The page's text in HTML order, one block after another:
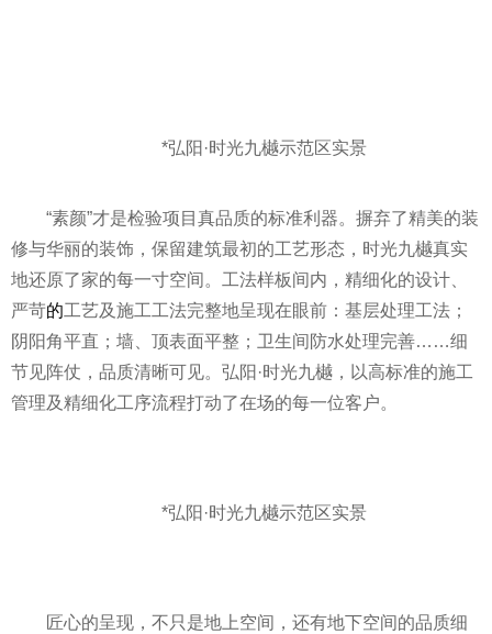
*弘阳·时光九樾示范区实景
“素颜”才是检验项目真品质的标准利器。摒弃了精美的装
修与华丽的装饰，保留建筑最初的工艺形态，时光九樾真实
地还原了家的每一寸空间。工法样板间内，精细化的设计、
严苛的工艺及施工工法完整地呈现在眼前：基层处理工法；
阴阳角平直；墙、顶表面平整；卫生间防水处理完善……细
节见阵仗，品质清晰可见。弘阳·时光九樾，以高标准的施工
管理及精细化工序流程打动了在场的每一位客户。
*弘阳·时光九樾示范区实景
匠心的呈现，不只是地上空间，还有地下空间的品质细